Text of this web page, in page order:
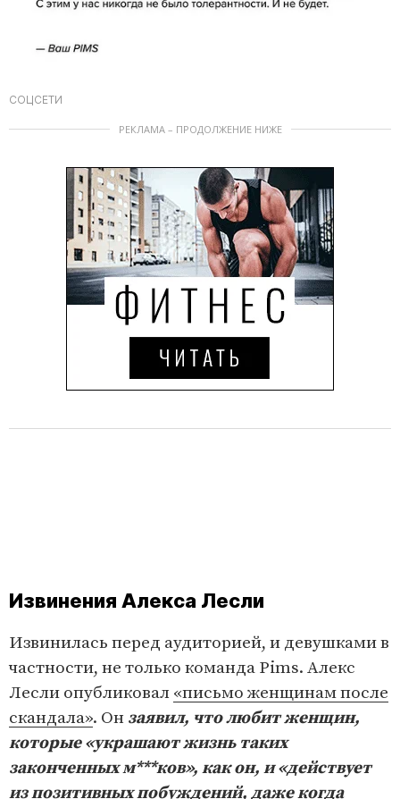
СОЦСЕТИ
РЕКЛАМА – ПРОДОЛЖЕНИЕ НИЖЕ
Извинения Алекса Лесли
Извинилась перед аудиторией, и девушками в
частности, не только команда Pims. Алекс
Лесли опубликовал «письмо женщинам после
скандала». Он заявил, что любит женщин,
которые «украшают жизнь таких
законченных м***ков», как он, и «действует
из позитивных побуждений, даже когда